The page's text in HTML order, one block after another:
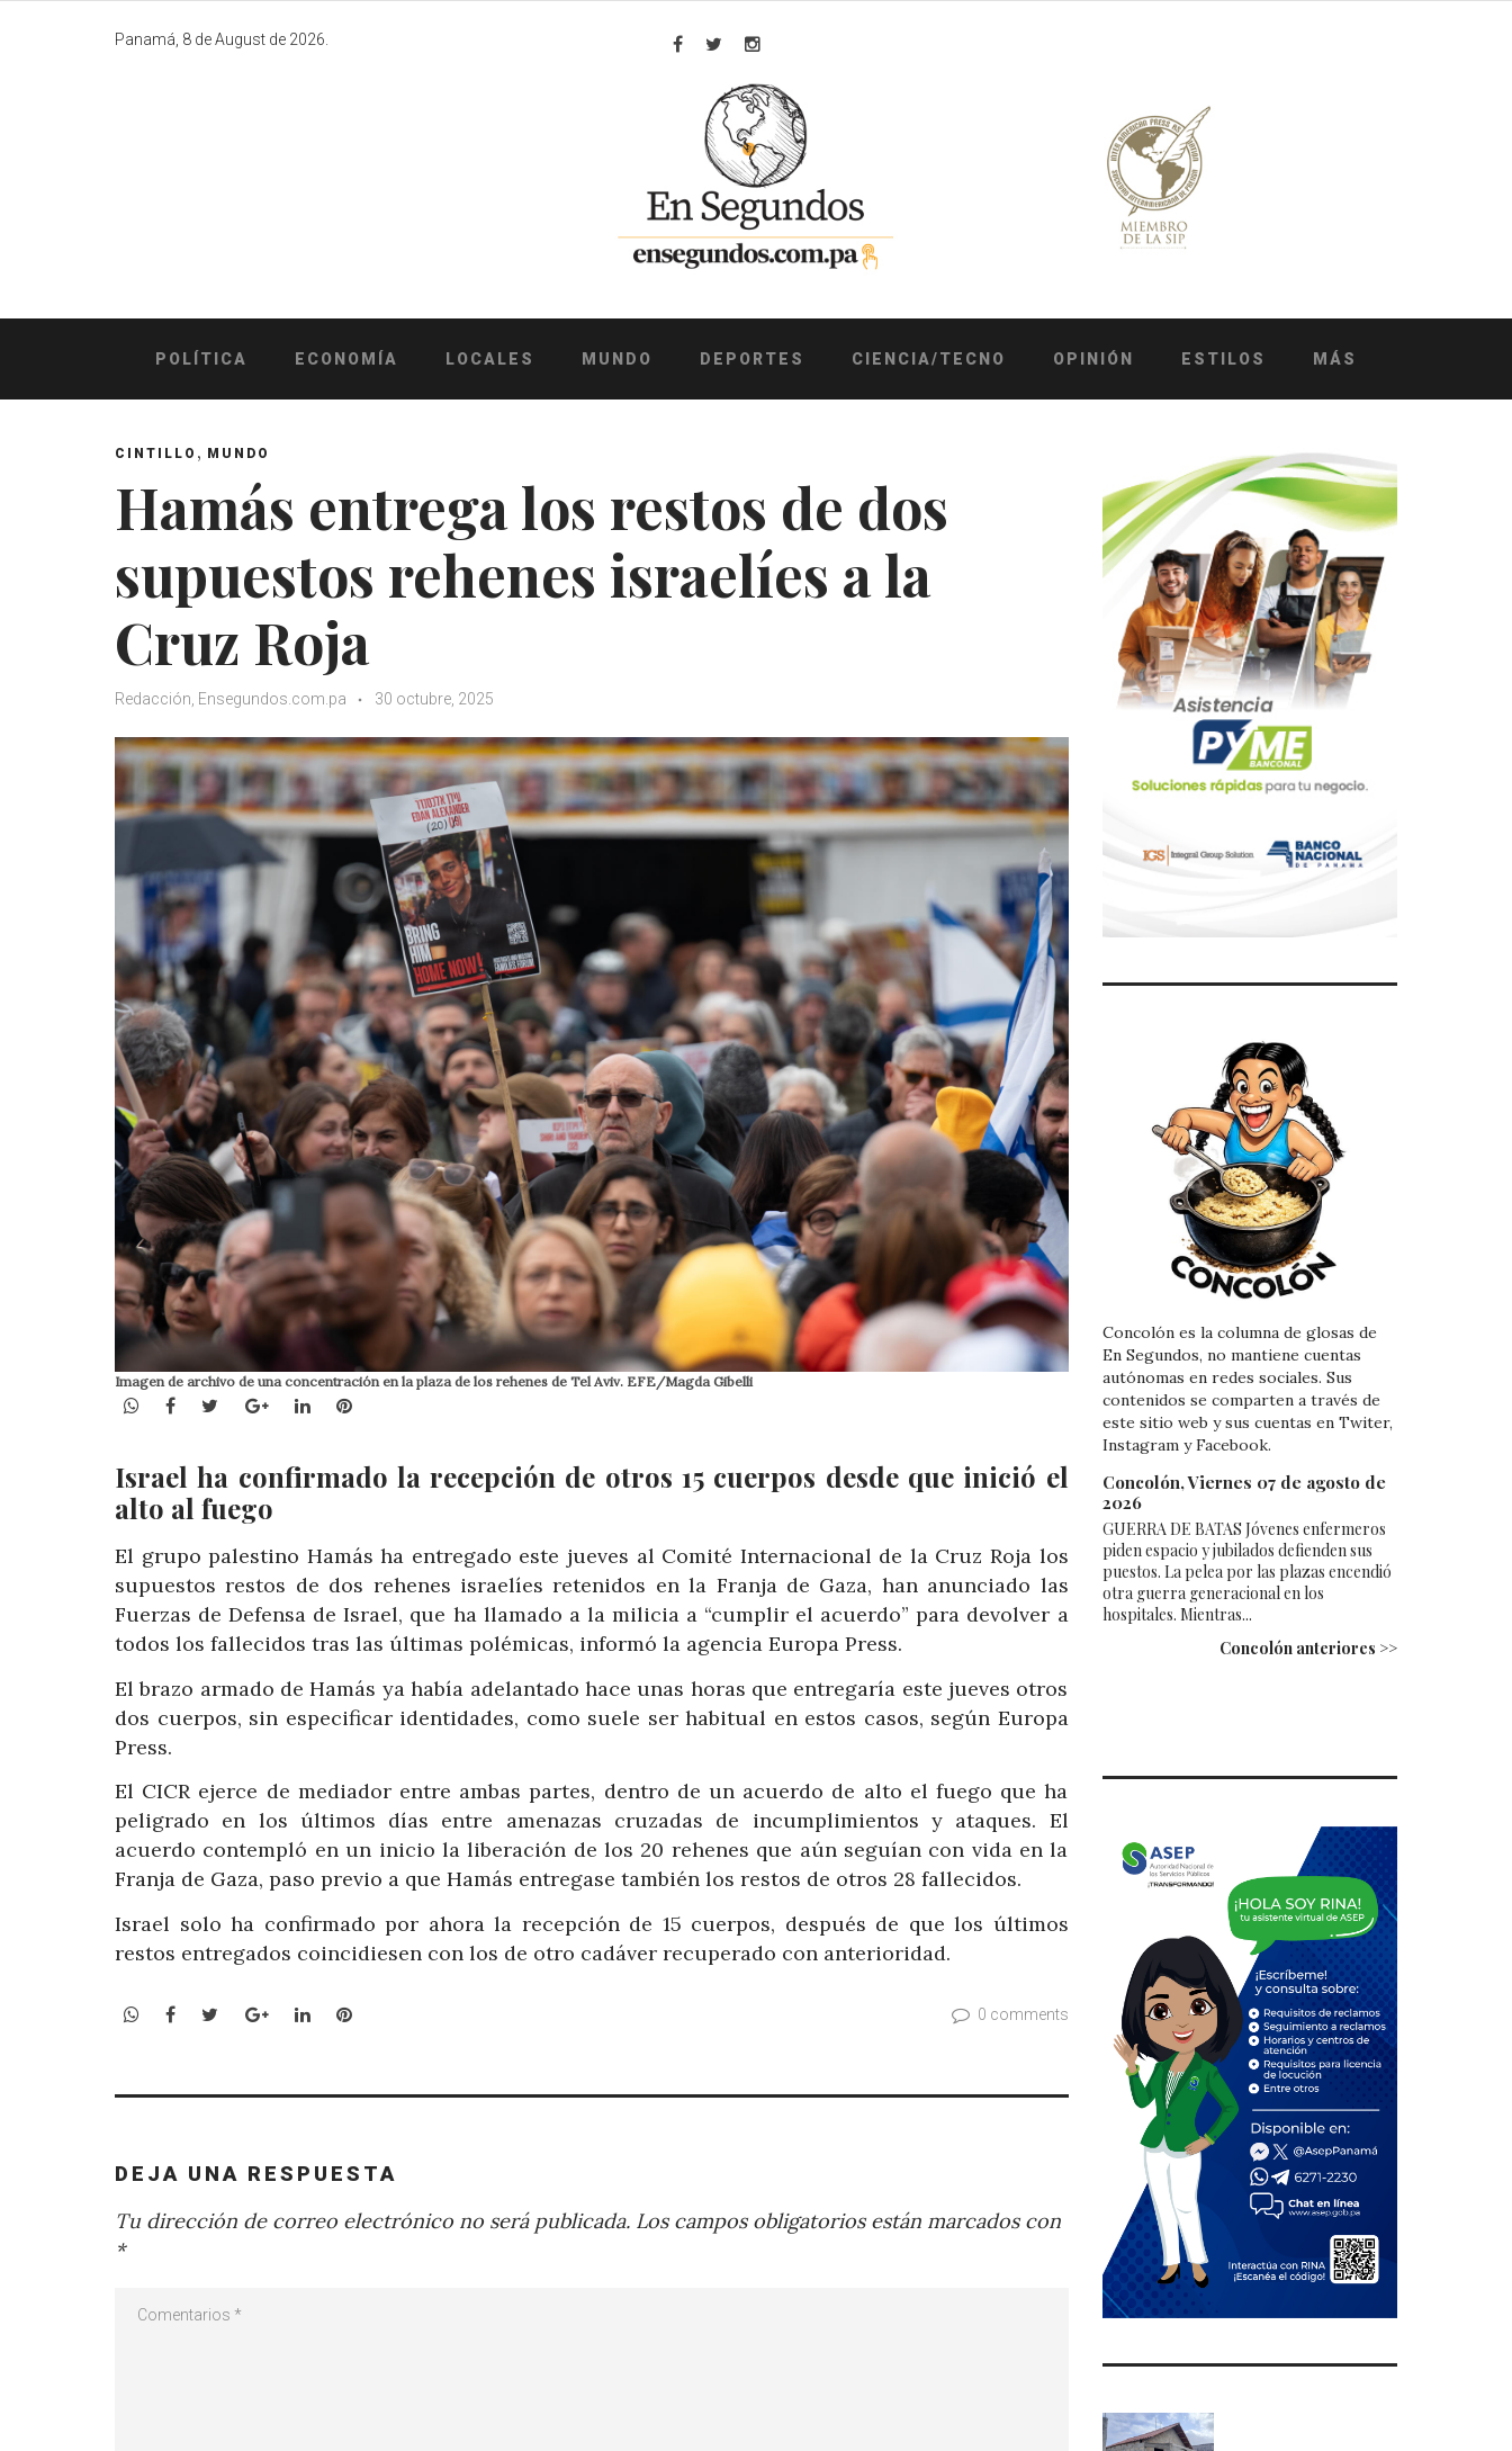
Panamá, 8 de August de 2026.
Facebook
TwitterInstagram
POLÍTICA ECONOMÍA LOCALES MUNDO DEPORTES CIENCIA/TECNO OPINIÓN ESTILOS MÁS
CINTILLO , MUNDO
Hamás entrega los restos de dos
supuestos rehenes israelíes a la
Cruz Roja
Redacción, Ensegundos.com.pa 30 octubre, 2025
Imagen de archivo de una concentración en la plaza de los rehenes de Tel Aviv. EFE/Magda Gibelli
WhatsApp
Facebook
TwitterGoogle+LinkedInPinterest
Israel ha confirmado la recepción de otros 15 cuerpos desde que inició el
alto al fuego
El grupo palestino Hamás ha entregado este jueves al Comité Internacional de la Cruz Roja los
supuestos restos de dos rehenes israelíes retenidos en la Franja de Gaza, han anunciado las
Fuerzas de Defensa de Israel, que ha llamado a la milicia a “cumplir el acuerdo” para devolver a
todos los fallecidos tras las últimas polémicas, informó la agencia Europa Press.
El brazo armado de Hamás ya había adelantado hace unas horas que entregaría este jueves otros
dos cuerpos, sin especificar identidades, como suele ser habitual en estos casos, según Europa
Press.
El CICR ejerce de mediador entre ambas partes, dentro de un acuerdo de alto el fuego que ha
peligrado en los últimos días entre amenazas cruzadas de incumplimientos y ataques. El
acuerdo contempló en un inicio la liberación de los 20 rehenes que aún seguían con vida en la
Franja de Gaza, paso previo a que Hamás entregase también los restos de otros 28 fallecidos.
Israel solo ha confirmado por ahora la recepción de 15 cuerpos, después de que los últimos
restos entregados coincidiesen con los de otro cadáver recuperado con anterioridad.
WhatsApp
Facebook
TwitterGoogle+LinkedInPinterest 0 comments
DEJA UNA RESPUESTA
Tu dirección de correo electrónico no será publicada. Los campos obligatorios están marcados con
*
Concolón es la columna de glosas de
En Segundos, no mantiene cuentas
autónomas en redes sociales. Sus
contenidos se comparten a través de
este sitio web y sus cuentas en Twiter,
Instagram y Facebook.
Concolón, Viernes 07 de agosto de
2026
GUERRA DE BATAS Jóvenes enfermeros
piden espacio y jubilados defienden sus
puestos. La pelea por las plazas encendió
otra guerra generacional en los
hospitales. Mientras...
Concolón anteriores >>